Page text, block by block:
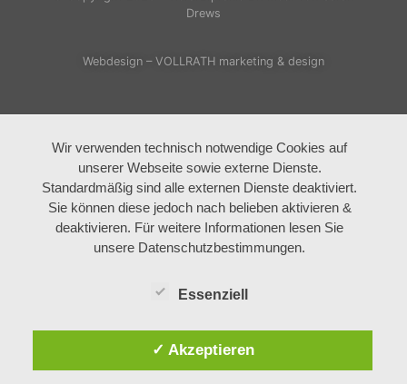
Drews
Webdesign – VOLLRATH marketing & design
Wir verwenden technisch notwendige Cookies auf
unserer Webseite sowie externe Dienste.
Standardmäßig sind alle externen Dienste deaktiviert.
Sie können diese jedoch nach belieben aktivieren &
deaktivieren. Für weitere Informationen lesen Sie
unsere Datenschutzbestimmungen.
Essenziell
✓ Akzeptieren